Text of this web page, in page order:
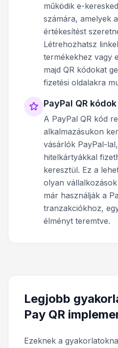
működik e-
számára, amelyek
értékesítést
Létrehozhatsz
termékekhez vagy
majd QR kódokat
fizetési oldalakra
PayPal QR kódok
A PayPal QR kód
alkalmazásukon
vásárlók PayPal-
hitelkártyákkal
keresztül. Ez a
olyan
már használják a
tranzakciókhoz,
élményt teremtve.
Legjobb
Pay QR
Ezeknek a